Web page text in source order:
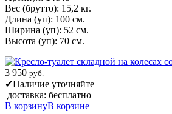
Вес (брутто): 15,2 кг.
Длина (уп): 100 см.
Ширина (уп): 52 см.
Высота (уп): 70 см.
3 950 руб.
✔Наличие уточняйте
доставка: бесплатно
В корзинуВ корзине